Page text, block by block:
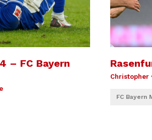
– FC Bayern
Christopher
FC Bayern